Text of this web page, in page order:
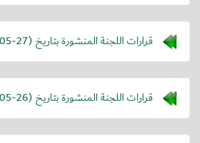
قرارات اللجنة المنشورة بتاريخ (27
قرارات اللجنة المنشورة بتاريخ (26